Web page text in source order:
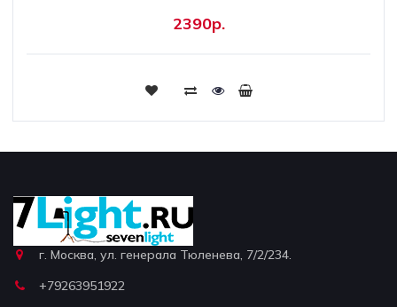
2390р.
г. Москва, ул. генерала Тюленева, 7/2/234.
+79263951922